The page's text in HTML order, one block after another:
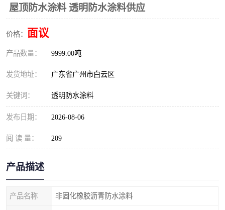
屋顶防水涂料 透明防水涂料供应
价格： 面议
产品数量： 9999.00吨
发货地址： 广东省广州市白云区
关键词： 透明防水涂料
发布日期： 2026-08-06
阅 读 量： 209
产品描述
产品名称 非固化橡胶沥青防水涂料